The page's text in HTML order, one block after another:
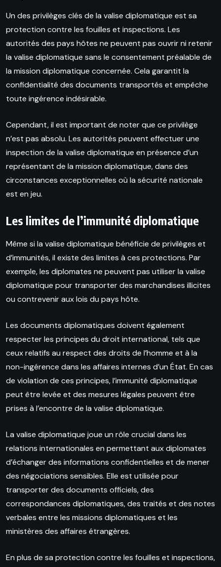
Un des privilèges clés de la valise diplomatique est sa
protection contre les fouilles et inspections. Les
autorités des pays hôtes ne peuvent pas ouvrir ni retenir
la valise diplomatique sans le consentement préalable de
la mission diplomatique concernée. Cela garantit la
confidentialité des documents transportés et empêche
toute ingérence indésirable.
Cependant, il est important de noter que ce privilège
n’est pas absolu. Les autorités peuvent effectuer une
inspection de la valise diplomatique en présence d’un
représentant de la mission diplomatique, dans des
circonstances exceptionnelles où la sécurité nationale
est en jeu.
Les limites de l’immunité diplomatique
Même si la valise diplomatique bénéficie de privilèges et
d’immunités, il existe des limites à ces protections. Par
exemple, les diplomates ne peuvent pas utiliser la valise
diplomatique pour transporter des marchandises illicites
ou contrevenir aux lois du pays hôte.
Les documents diplomatiques doivent également
respecter les principes du droit international, tels que
ceux relatifs au respect des droits de l’homme et à la
non-ingérence dans les affaires internes d’un État. En cas
de violation de ces principes, l’immunité diplomatique
peut être levée et des mesures légales peuvent être
prises à l’encontre de la valise diplomatique.
La valise diplomatique joue un rôle crucial dans les
relations internationales en permettant aux diplomates
d’échanger des informations confidentielles et de mener
des négociations sensibles. Elle est utilisée pour
transporter des documents officiels, des
correspondances diplomatiques, des traités et des notes
verbales entre les missions diplomatiques et les
ministères des affaires étrangères.
En plus de sa protection contre les fouilles et inspections,